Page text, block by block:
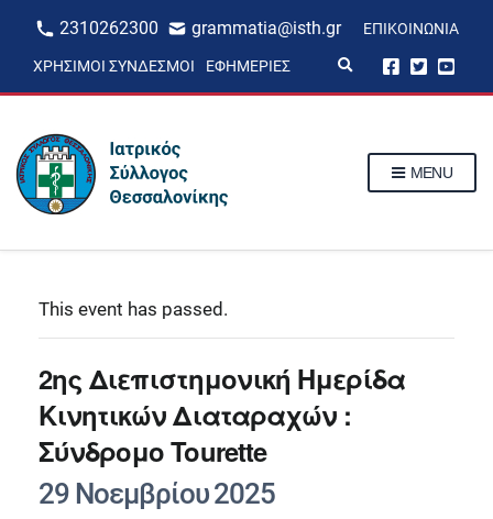
2310262300 grammatia@isth.gr ΕΠΙΚΟΙΝΩΝΊΑ
ΧΡΉΣΙΜΟΙ ΣΎΝΔΕΣΜΟΙ ΕΦΗΜΕΡΊΕΣ
p
MENU
This event has passed.
2ης Διεπιστημονική Ημερίδα
Κινητικών Διαταραχών :
Σύνδρομο Tourette
29 Νοεμβρίου 2025